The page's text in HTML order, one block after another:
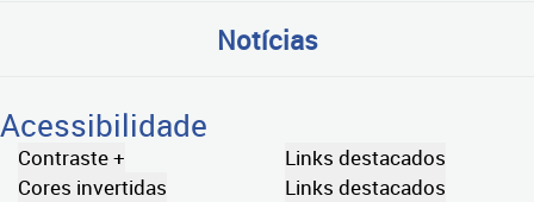
Notícias
Acessibilidade
Contraste +
Cores invertidas
Links destacados
Links destacados